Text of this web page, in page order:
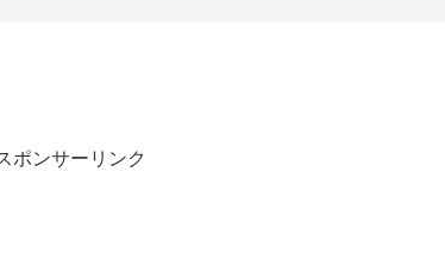
ポンサーリンク